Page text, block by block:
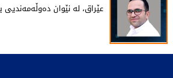
عێراق، لە نێوان